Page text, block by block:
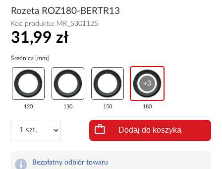
Rozeta ROZ180-BERTR13
Kod produktu: MR_5301125
31,99 zł
Średnica [mm]
120 130 150
+3
180
Dodaj do koszyka
Bezpłatny odbiór towaru